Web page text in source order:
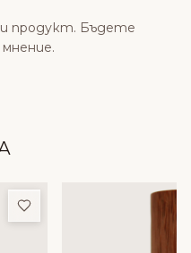
продукт. Бъдете
Добави в любими